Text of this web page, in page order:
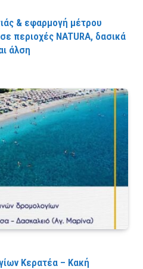
& εφαρμογή μέτρου
περιοχές NATURA, δασικά
άλση
Κερατέα – Κακή